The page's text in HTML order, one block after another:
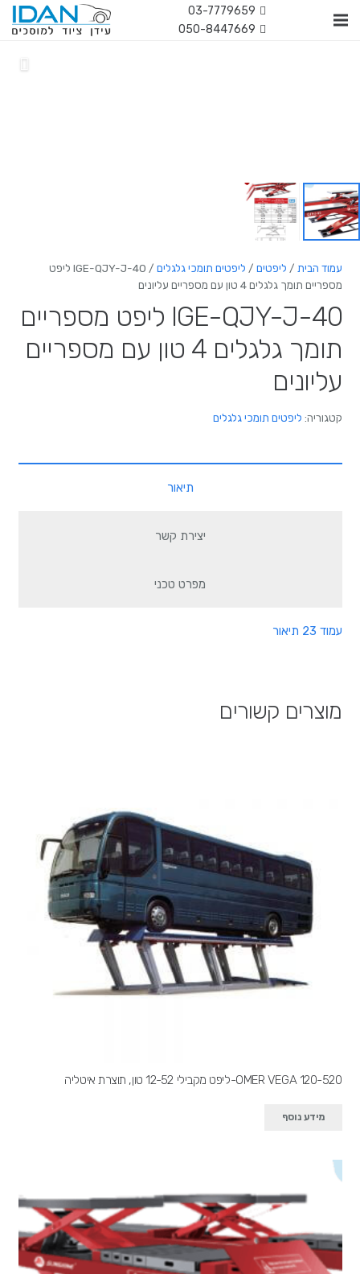
03-7779659
050-8447669
עמוד הבית / ליפטים / ליפטים תומכי גלגלים
/ IGE-QJY-J-40 ליפט
מספריים תומך גלגלים 4 טון עם מספריים עליונים
IGE-QJY-J-40 ליפט מספריים
תומך גלגלים 4 טון עם מספריים
עליונים
קטגוריה: ליפטים תומכי גלגלים
תיאור
יצירת קשר
מפרט טכני
עמוד 23 תיאור
מוצרים קשורים
OMER VEGA 120-520-ליפט מקבילי 12-52 טון, תוצרת איטליה
מידע נוסף